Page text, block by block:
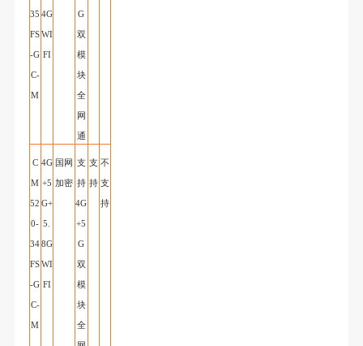
35
FS
-G
C-
M
4G
WI
FI
G
双
模
块
全
网
通
C
M
52
0-
34
FS
-G
C-
M
4G
+5
G+
5.
8G
WI
FI
国网
加密
支
持
4G
+5
G
双
模
块
全
支
持
不
支
持